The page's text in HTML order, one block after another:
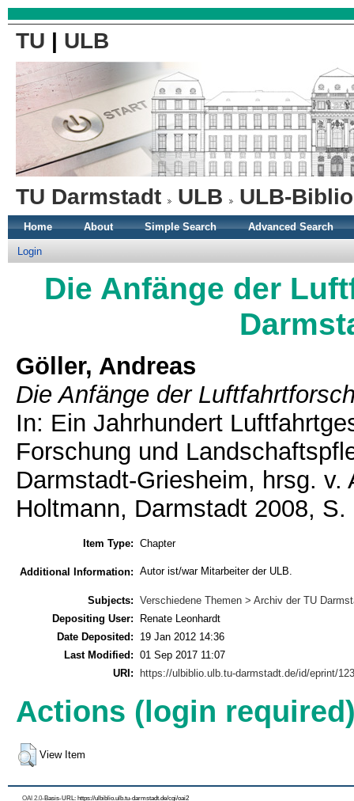
TU | ULB
TU Darmstadt ULB ULB-
Home About Simple Search Advanced Search
Login
Die Anfänge der
Göller, Andreas
Die Anfänge der
In: Ein Jahrhundert
Forschung und
Darmstadt-Griesheim, hrsg. v.
Holtmann, Darmstadt 2008,
Item Type: Chapter
Additional Information: Autor ist/war Mitarbeiter der ULB.
Subjects: Verschiedene Themen > Archiv der TU
Depositing User:
Renate Leonhardt
Date Deposited:
19 Jan 2012 14:36
Last Modified: 01 Sep 2017 11:07
URI:
https://ulbiblio.ulb.tu-darmstadt.de/id/eprint/
Actions (login
View Item
OAI 2.0-Basis-URL: https://ulbiblio.ulb.tu-darmstadt.de/cgi/oai2